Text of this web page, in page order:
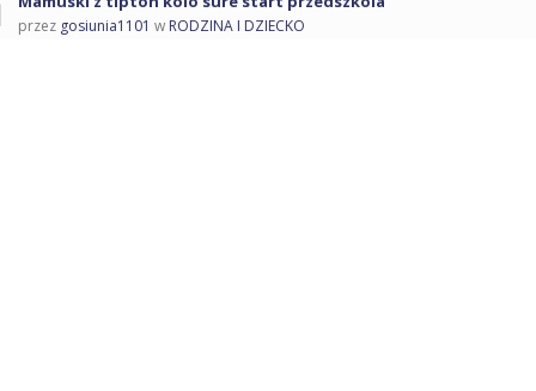
przez gosiunia1101 w RODZINA I DZIECKO